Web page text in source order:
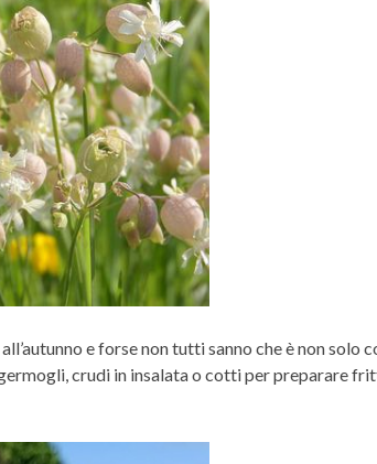
e forse non tutti sanno che è non solo
crudi in insalata o cotti per preparare